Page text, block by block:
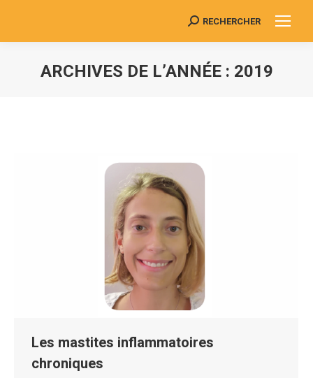
Search:
RECHERCHER
ARCHIVES DE L’ANNÉE : 2019
Les mastites inflammatoires
chroniques